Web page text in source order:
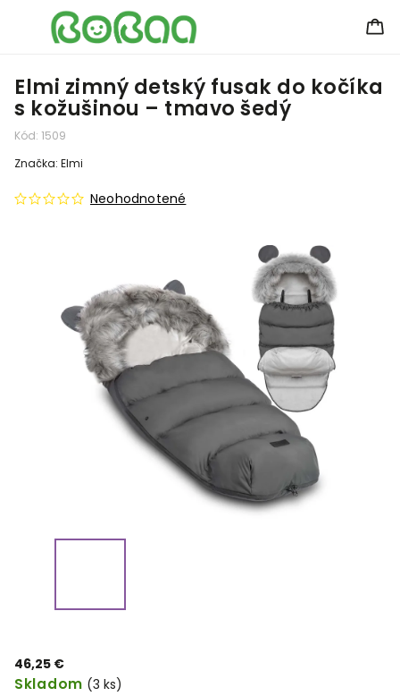
Elmi zimný detský fusak do kočíka
s kožušinou – tmavo šedý
Kód: 1509
Neohodnotené
Značka: Elmi
46,25 €
Skladom (3 ks)